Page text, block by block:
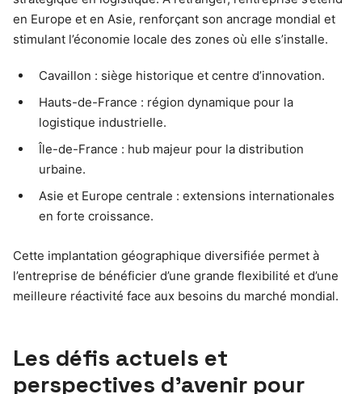
en Europe et en Asie, renforçant son ancrage mondial et
stimulant l’économie locale des zones où elle s’installe.
Cavaillon : siège historique et centre d’innovation.
Hauts-de-France : région dynamique pour la
logistique industrielle.
Île-de-France : hub majeur pour la distribution
urbaine.
Asie et Europe centrale : extensions internationales
en forte croissance.
Cette implantation géographique diversifiée permet à
l’entreprise de bénéficier d’une grande flexibilité et d’une
meilleure réactivité face aux besoins du marché mondial.
Les défis actuels et
perspectives d’avenir pour